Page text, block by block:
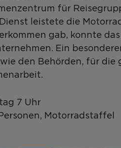
für
leistete die
gab, konnte das
Ein
den Behörden, für die
7 Uhr
Motorradstaffel